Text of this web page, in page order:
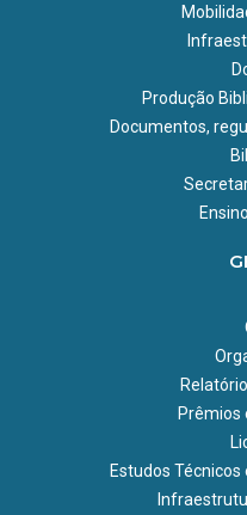
Osvaldo Pompilio de Melo
Projetos em andamento:
antimicrobianos, Norte
Desenvolvimento e
e novos
resistência aos
Desenvolvimento de
Educação e
Responsável:
Produção
Documentos,
Prêmios
Estudos